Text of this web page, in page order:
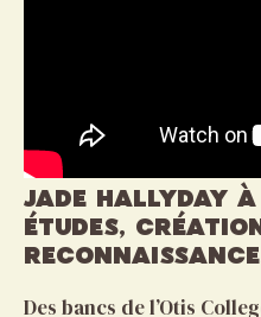
Jade Hallyday à
études,
Des bancs de l’Otis